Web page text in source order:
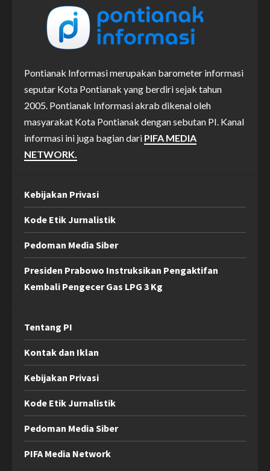
Pontianak Informasi merupakan barometer informasi
seputar Kota Pontianak yang berdiri sejak tahun
2005. Pontianak Informasi akrab dikenal oleh
masyarakat Kota Pontianak dengan sebutan PI. Kanal
informasi ini juga bagian dari PIFA MEDIA
NETWORK.
Kebijakan Privasi
Kode Etik Jurnalistik
Pedoman Media Siber
Presiden Prabowo Instruksikan Pengaktifan
Kembali Pengecer Gas LPG 3 Kg
Tentang PI
Kontak dan Iklan
Kebijakan Privasi
Kode Etik Jurnalistik
Pedoman Media Siber
PIFA Media Network